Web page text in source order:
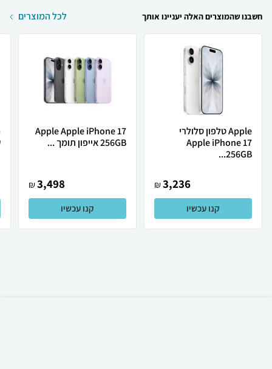
חשבנו שהמוצרים האלה יעניינו אותך לכל המוצרים
Apple טלפון סלולרי
Apple iPhone 17
256GB...
3,236
₪
קנו עכשיו
Apple Apple iPhone 17
256GB אייפון תומך ...
3,498
₪
קנו עכשיו